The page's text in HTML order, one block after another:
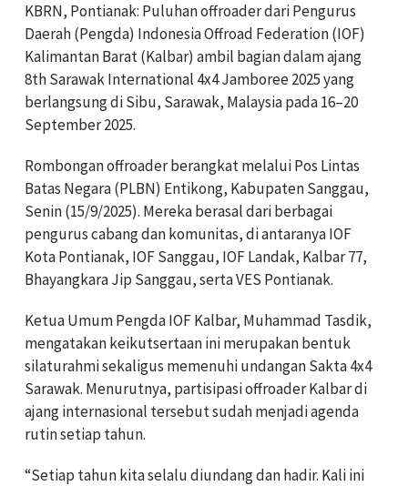
KBRN, Pontianak: Puluhan offroader dari Pengurus
Daerah (Pengda) Indonesia Offroad Federation (IOF)
Kalimantan Barat (Kalbar) ambil bagian dalam ajang
8th Sarawak International 4x4 Jamboree 2025 yang
berlangsung di Sibu, Sarawak, Malaysia pada 16–20
September 2025.
Rombongan offroader berangkat melalui Pos Lintas
Batas Negara (PLBN) Entikong, Kabupaten Sanggau,
Senin (15/9/2025). Mereka berasal dari berbagai
pengurus cabang dan komunitas, di antaranya IOF
Kota Pontianak, IOF Sanggau, IOF Landak, Kalbar 77,
Bhayangkara Jip Sanggau, serta VES Pontianak.
Ketua Umum Pengda IOF Kalbar, Muhammad Tasdik,
mengatakan keikutsertaan ini merupakan bentuk
silaturahmi sekaligus memenuhi undangan Sakta 4x4
Sarawak. Menurutnya, partisipasi offroader Kalbar di
ajang internasional tersebut sudah menjadi agenda
rutin setiap tahun.
“Setiap tahun kita selalu diundang dan hadir. Kali ini